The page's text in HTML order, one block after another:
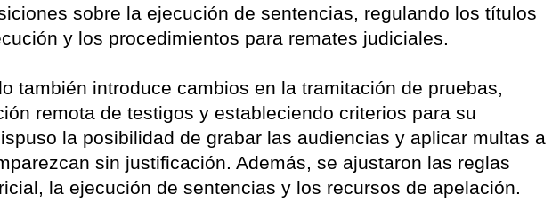
sobre la ejecución de sentencias, regulando los títulos
y los procedimientos para remates judiciales.
también introduce cambios en la tramitación de pruebas,
remota de testigos y estableciendo criterios para su
la posibilidad de grabar las audiencias y aplicar multas a
sin justificación. Además, se ajustaron las reglas
la ejecución de sentencias y los recursos de apelación.